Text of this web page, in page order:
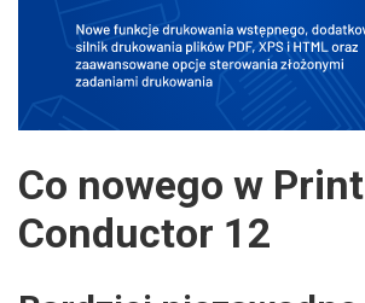
Co nowego w Print
Conductor 12